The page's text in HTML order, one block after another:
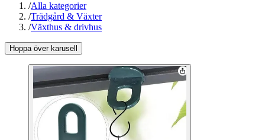
/Alla kategorier
/Trädgård & Växter
/Växthus & drivhus
Hoppa över karusell